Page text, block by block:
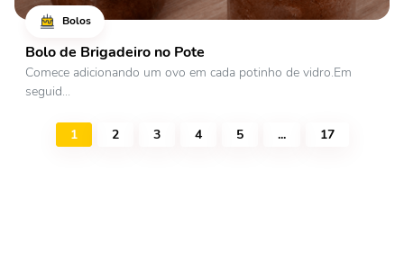
Bolos
Bolo de Brigadeiro no Pote
Comece adicionando um ovo em cada potinho de vidro.Em
seguid...
1 2 3 4 5 ... 17